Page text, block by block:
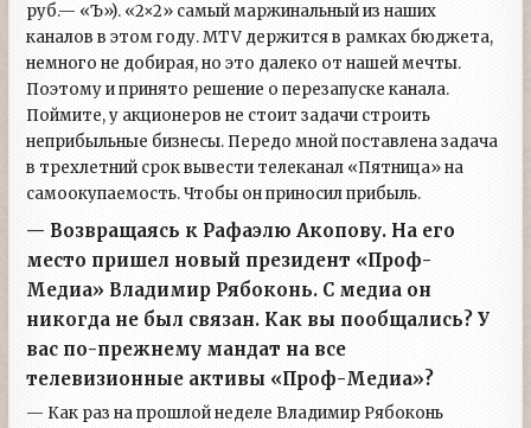
руб.— «Ъ»). «2×2» самый маржинальный из наших
каналов в этом году. МTV держится в рамках бюджета,
немного не добирая, но это далеко от нашей мечты.
Поэтому и принято решение о перезапуске канала.
Поймите, у акционеров не стоит задачи строить
неприбыльные бизнесы. Передо мной поставлена задача
в трехлетний срок вывести телеканал «Пятница» на
самоокупаемость. Чтобы он приносил прибыль.
— Возвращаясь к Рафаэлю Акопову. На его
место пришел новый президент «Проф-
Медиа» Владимир Рябоконь. С медиа он
никогда не был связан. Как вы пообщались? У
вас по-прежнему мандат на все
телевизионные активы «Проф-Медиа»?
— Как раз на прошлой неделе Владимир Рябоконь